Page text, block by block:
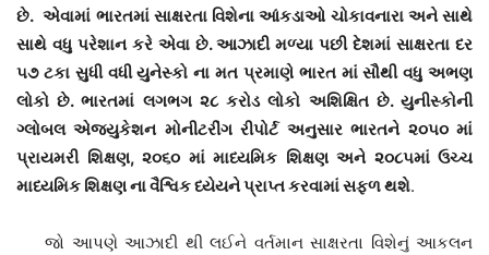
છે. એવામાં ભારતમાં સાક્ષરતા વિશેના આંકડાઓ ચોકાવનારા અને સાથે
સાથે વધુ પરેશાન કરે એવા છે. આઝાદી મળ્યા પછી દેશમાં સાક્ષરતા દર
૫૭ ટકા સુધી વધી યુનેસ્કો ના મત પ્રમાણે ભારત માં સૌથી વધુ અભણ
લોકો છે. ભારતમાં લગભગ ૨૮ કરોડ લોકો અશિક્ષિત છે. યુનીસ્કોની
ગ્લોબલ એજયુકેશન મોનીટરીંગ રીપોર્ટ અનુસાર ભારતને ૨૦૫૦ માં
પ્રાયમરી શિક્ષણ, ૨૦૬૦ માં માધ્યમિક શિક્ષણ અને ૨૦૮૫માં ઉચ્ચ
માધ્યમિક શિક્ષણ ના વૈશ્વિક ધ્યેયને પ્રાપ્ત કરવામાં સફળ થશે.
જો આપણે આઝાદી થી લઈને વર્તમાન સાક્ષરતા વિશેનું આકલન